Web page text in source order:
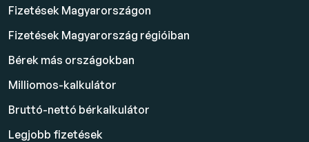
Fizetések Magyarországon
Fizetések Magyarország régióiban
Bérek más országokban
Milliomos-kalkulátor
Bruttó-nettó bérkalkulátor
Legjobb fizetések